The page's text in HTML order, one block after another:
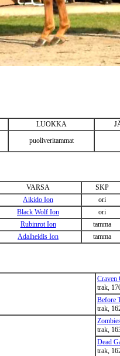
LUOKKA
puoliveritammat
VARSA
SKP
Aikido Ion
ori
Black Wolf Ion
ori
Rubinrot Ion
tamma
Adalheidis Ion tamma
Craven
trak,
Before
trak,
trak,
Dead
trak,